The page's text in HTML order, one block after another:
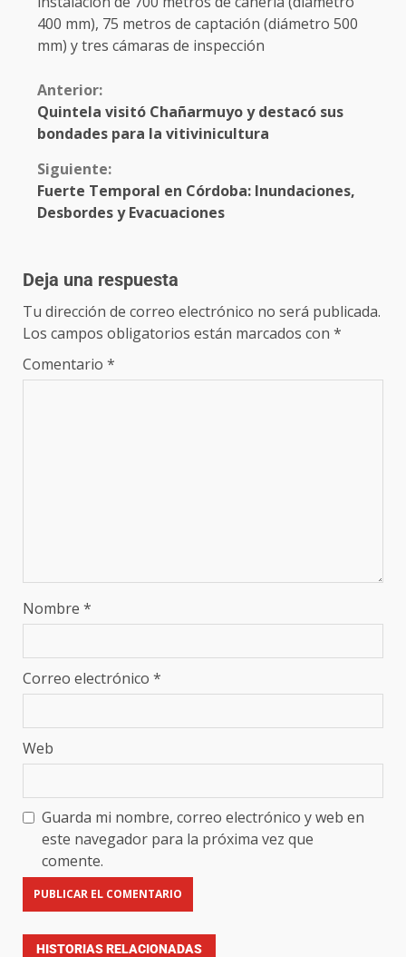
400 mm), 75 metros de captación (diámetro 500
mm) y tres cámaras de inspección
Anterior:
Quintela visitó Chañarmuyo y destacó sus
bondades para la vitivinicultura
Siguiente:
Fuerte Temporal en Córdoba: Inundaciones,
Desbordes y Evacuaciones
Deja una respuesta
Tu dirección de correo electrónico no será publicada.
Los campos obligatorios están marcados con *
Comentario *
Nombre *
Correo electrónico *
Web
Guarda mi nombre, correo electrónico y web en
este navegador para la próxima vez que
comente.
HISTORIAS RELACIONADAS